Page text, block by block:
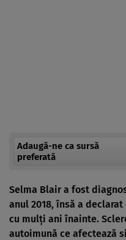
Adaugă-ne ca sursă
preferată
Selma Blair a fost
anul 2018, însă a
cu mulți ani înainte.
autoimună ce afectează